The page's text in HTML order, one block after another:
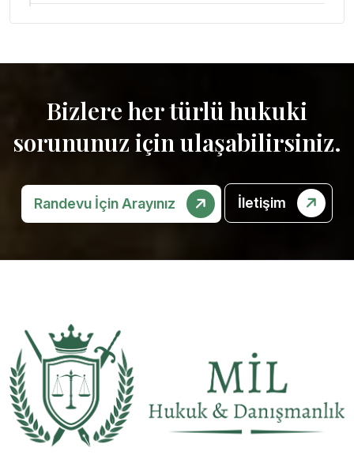
Bizlere her türlü hukuki
sorununuz için ulaşabilirsiniz.
Randevu İçin Arayınız İletişim